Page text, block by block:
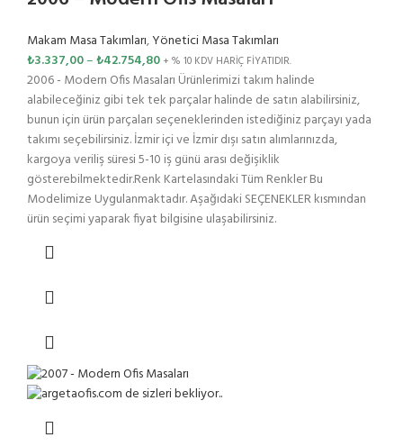
Makam Masa Takımları,Yönetici Masa Takımları
₺3.337,00–₺42.754,80 + % 10 KDV HARİÇ FİYATIDIR.
2006 - Modern Ofis Masaları Ürünlerimizi takım halinde
alabileceğiniz gibi tek tek parçalar halinde de satın alabilirsiniz,
bunun için ürün parçaları seçeneklerinden istediğiniz parçayı yada
takımı seçebilirsiniz. İzmir içi ve İzmir dışı satın alımlarınızda,
kargoya veriliş süresi 5-10 iş günü arası değişiklik
gösterebilmektedir.Renk Kartelasındaki Tüm Renkler Bu
Modelimize Uygulanmaktadır. Aşağıdaki SEÇENEKLER kısmından
ürün seçimi yaparak fiyat bilgisine ulaşabilirsiniz.